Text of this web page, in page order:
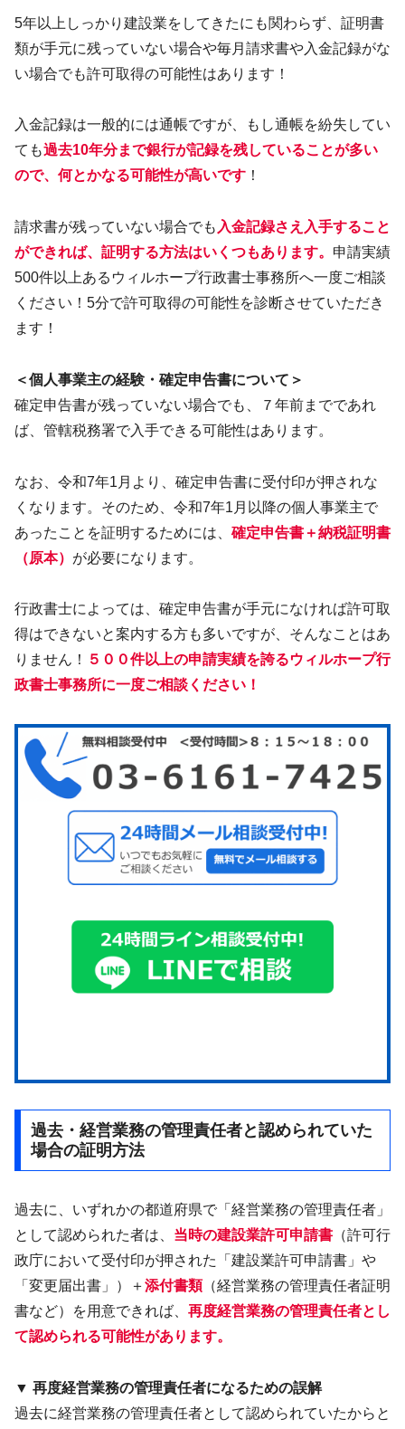
5年以上しっかり建設業をしてきたにも関わらず、証明書
類が手元に残っていない場合や毎月請求書や入金記録がな
い場合でも許可取得の可能性はあります！
入金記録は一般的には通帳ですが、もし通帳を紛失してい
ても過去10年分まで銀行が記録を残していることが多い
ので、何とかなる可能性が高いです ！
請求書が残っていない場合でも 入金記録さえ入手すること
ができれば、証明する方法はいくつもあります。 申請実績
500件以上あるウィルホープ行政書士事務所へ一度ご相談
ください！5分で許可取得の可能性を診断させていただき
ます！
＜個人事業主の経験・確定申告書について＞
確定申告書が残っていない場合でも、７年前までであれ
ば、管轄税務署で入手できる可能性はあります。
なお、令和7年1月より、確定申告書に受付印が押されな
くなります。そのため、令和7年1月以降の個人事業主で
あったことを証明するためには、 確定申告書＋納税証明書
（原本） が必要になります。
行政書士によっては、確定申告書が手元になければ許可取
得はできないと案内する方も多いですが、そんなことはあ
りません！
５００件以上の申請実績を誇るウィルホープ行
政書士事務所に一度ご相談ください！
過去・経営業務の管理責任者と認められていた
場合の証明方法
過去に、いずれかの都道府県で「経営業務の管理責任者」
として認められた者は、 当時の建設業許可申請書 （許可行
政庁において受付印が押された「建設業許可申請書」や
「変更届出書」）＋添付書類（経営業務の管理責任者証明
書など）を用意できれば、 再度経営業務の管理責任者とし
て認められる可能性があります。
▼ 再度経営業務の管理責任者になるための誤解
過去に経営業務の管理責任者として認められていたからと